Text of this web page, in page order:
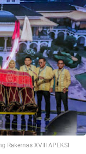
Rakernas XVIII APEKSI